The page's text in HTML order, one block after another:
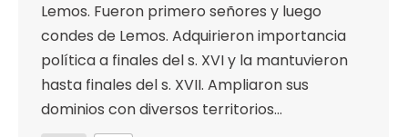
Lemos. Fueron primero señores y luego
condes de Lemos. Adquirieron importancia
política a finales del s. XVI y la mantuvieron
hasta finales del s. XVII. Ampliaron sus
dominios con diversos territorios…